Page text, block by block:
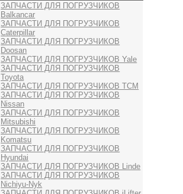
ЗАПЧАСТИ ДЛЯ ПОГРУЗЧИКОВ
Balkancar
ЗАПЧАСТИ ДЛЯ ПОГРУЗЧИКОВ
Caterpillar
ЗАПЧАСТИ ДЛЯ ПОГРУЗЧИКОВ
Doosan
ЗАПЧАСТИ ДЛЯ ПОГРУЗЧИКОВ Yale
ЗАПЧАСТИ ДЛЯ ПОГРУЗЧИКОВ
Toyota
ЗАПЧАСТИ ДЛЯ ПОГРУЗЧИКОВ TCM
ЗАПЧАСТИ ДЛЯ ПОГРУЗЧИКОВ
Nissan
ЗАПЧАСТИ ДЛЯ ПОГРУЗЧИКОВ
Mitsubishi
ЗАПЧАСТИ ДЛЯ ПОГРУЗЧИКОВ
Komatsu
ЗАПЧАСТИ ДЛЯ ПОГРУЗЧИКОВ
Hyundai
ЗАПЧАСТИ ДЛЯ ПОГРУЗЧИКОВ Linde
ЗАПЧАСТИ ДЛЯ ПОГРУЗЧИКОВ
Nichiyu-Nyk